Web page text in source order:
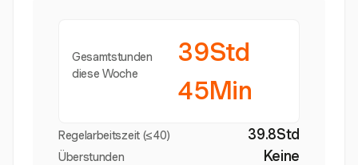
Gesamtstunden
diese Woche
39Std
45Min
Regelarbeitszeit (≤40) 39.8Std
Überstunden Keine